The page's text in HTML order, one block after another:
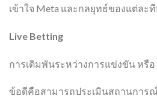
เข้าใจ Meta และกลยุทธ์ของแต่ละ
Live Betting
การเดิมพันระหว่างการแข่งขัน หรือ
ข้อดีคือสามารถประเมินสถานการ